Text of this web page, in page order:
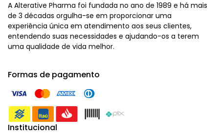
A Alterative Pharma foi fundada no ano de 1989 e há mais
de 3 décadas orgulha-se em proporcionar uma
experiência única em atendimento aos seus clientes,
entendendo suas necessidades e ajudando-os a terem
uma qualidade de vida melhor.
Formas de pagamento
Institucional